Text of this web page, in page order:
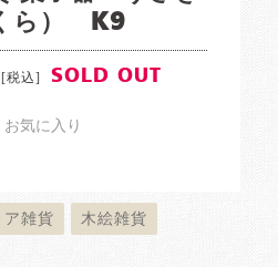
ら） K9
[税込] SOLD OUT
お気に入り
ア雑貨 木絵雑貨